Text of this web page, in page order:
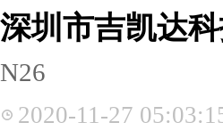
深圳市吉凯达
N26
2020-11-27